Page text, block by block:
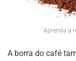
Aprenda a
A borra do café